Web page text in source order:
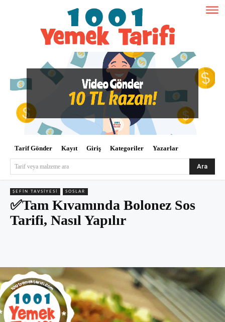
Tarif Gönder Kayıt Giriş Kategoriler Yazarlar
Tarif veya malzeme ara Ara
ŞEFIN TAVSIYESI SOSLAR
✅Tam Kıvamında Bolonez Sos
Tarifi, Nasıl Yapılır